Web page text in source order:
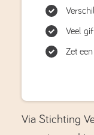
Veel
Zet
Via Stichting